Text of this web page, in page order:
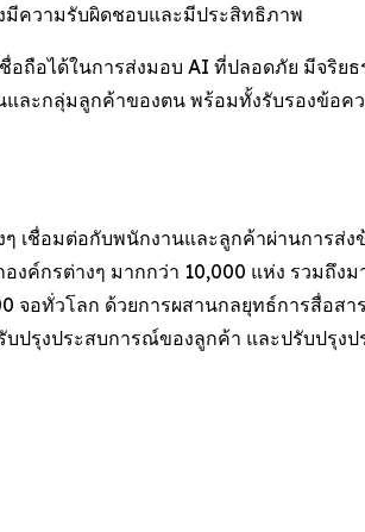
มีความรับผิดชอบและมีประสิทธิภาพ
อถือได้ในการส่งมอบ AI ที่ปลอดภัย มีจริย
ละกลุ่มลูกค้าของตน พร้อมทั้งรับรองข้อค
เชื่อมต่อกับพนักงานและลูกค้าผ่านการส่ง
ค์กรต่างๆ มากกว่า 10,000 แห่ง รวมถึง
จอทั่วโลก ด้วยการผสานกลยุทธ์การสื่อส
ปรุงประสบการณ์ของลูกค้า และปรับปรุงป